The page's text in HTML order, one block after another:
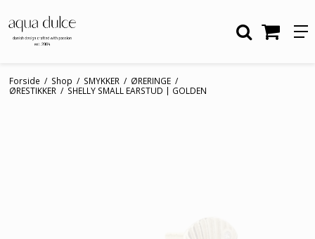
Forside / Shop / SMYKKER / ØRERINGE /
ØRESTIKKER / SHELLY SMALL EARSTUD | GOLDEN